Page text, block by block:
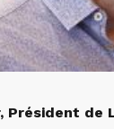
Président de